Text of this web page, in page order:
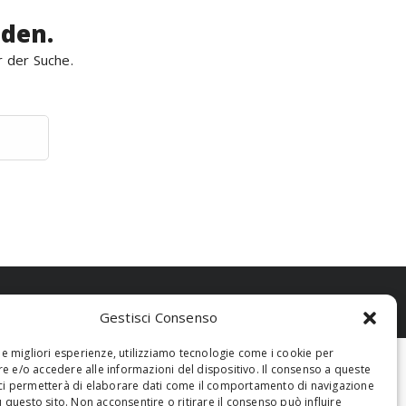
Gestisci Consenso
migliori esperienze, utilizziamo tecnologie come i cookie per
e/o accedere alle informazioni del dispositivo. Il consenso a queste
permetterà di elaborare dati come il comportamento di navigazione
questo sito. Non acconsentire o ritirare il consenso può influire
Suche.